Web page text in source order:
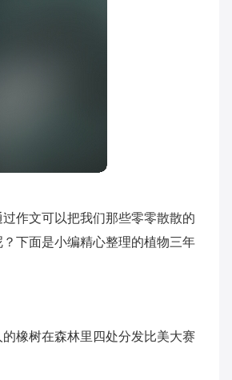
作文可以把我们那些零零散散的
下面是小编精心整理的植物三年
橡树在森林里四处分发比美大赛